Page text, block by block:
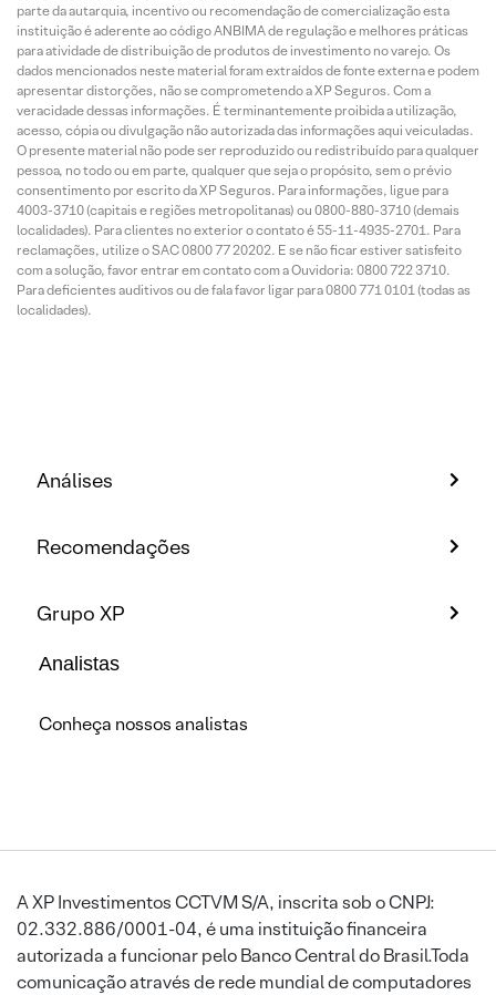
parte da autarquia, incentivo ou recomendação de comercialização esta
instituição é aderente ao código ANBIMA de regulação e melhores práticas
para atividade de distribuição de produtos de investimento no varejo. Os
dados mencionados neste material foram extraídos de fonte externa e podem
apresentar distorções, não se comprometendo a XP Seguros. Com a
veracidade dessas informações. É terminantemente proibida a utilização,
acesso, cópia ou divulgação não autorizada das informações aqui veiculadas.
O presente material não pode ser reproduzido ou redistribuído para qualquer
pessoa, no todo ou em parte, qualquer que seja o propósito, sem o prévio
consentimento por escrito da XP Seguros. Para informações, ligue para
4003-3710 (capitais e regiões metropolitanas) ou 0800-880-3710 (demais
localidades). Para clientes no exterior o contato é 55-11-4935-2701. Para
reclamações, utilize o SAC 0800 77 20202. E se não ficar estiver satisfeito
com a solução, favor entrar em contato com a Ouvidoria: 0800 722 3710.
Para deficientes auditivos ou de fala favor ligar para 0800 771 0101 (todas as
localidades).
Análises
Recomendações
Grupo XP
Analistas
Conheça nossos analistas
A XP Investimentos CCTVM S/A, inscrita sob o CNPJ:
02.332.886/0001-04, é uma instituição financeira
autorizada a funcionar pelo Banco Central do Brasil.Toda
comunicação através de rede mundial de computadores